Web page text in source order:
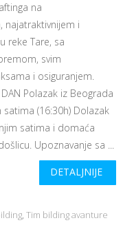
na
najatraktivnijem i
reke Tare, sa
svim
i osiguranjem.
DAN Polazak iz Beograda
(16:30h) Dolazak
satima i domaća
Upoznavanje sa ...
DETALJNIJE
, Tim bilding avanture